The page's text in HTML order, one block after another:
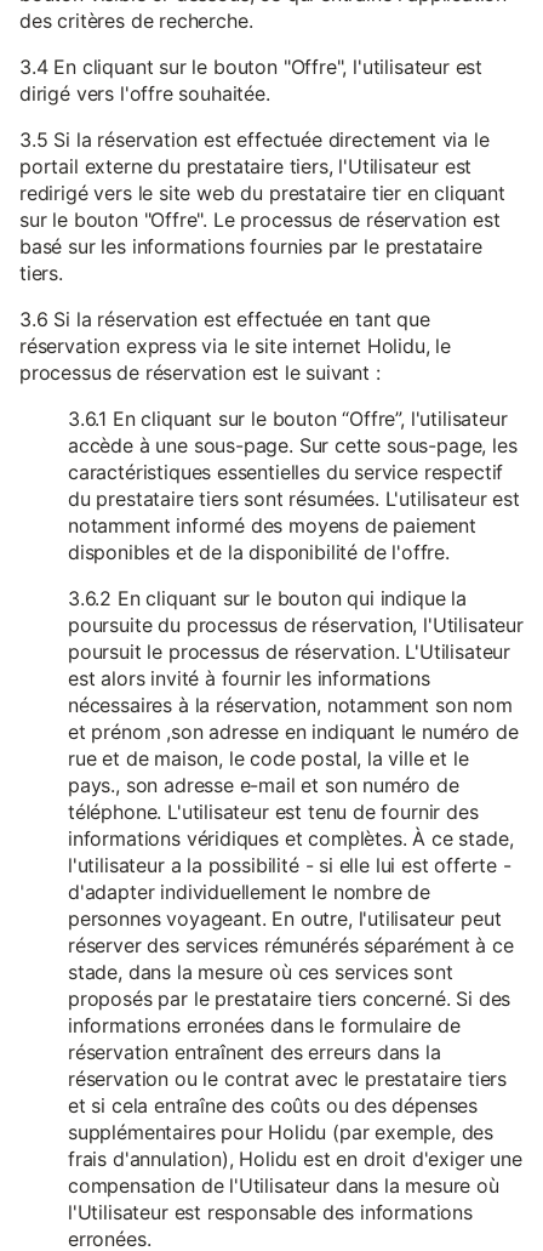
des critères de recherche.
3.4 En cliquant sur le bouton "Offre", l'utilisateur est
dirigé vers l'offre souhaitée.
3.5 Si la réservation est effectuée directement via le
portail externe du prestataire tiers, l'Utilisateur est
redirigé vers le site web du prestataire tier en cliquant
sur le bouton "Offre". Le processus de réservation est
basé sur les informations fournies par le prestataire
tiers.
3.6 Si la réservation est effectuée en tant que
réservation express via le site internet Holidu, le
processus de réservation est le suivant :
3.6.1 En cliquant sur le bouton “Offre”, l'utilisateur
accède à une sous-page. Sur cette sous-page, les
caractéristiques essentielles du service respectif
du prestataire tiers sont résumées. L'utilisateur est
notamment informé des moyens de paiement
disponibles et de la disponibilité de l'offre.
3.6.2 En cliquant sur le bouton qui indique la
poursuite du processus de réservation, l'Utilisateur
poursuit le processus de réservation. L'Utilisateur
est alors invité à fournir les informations
nécessaires à la réservation, notamment son nom
et prénom ,son adresse en indiquant le numéro de
rue et de maison, le code postal, la ville et le
pays., son adresse e-mail et son numéro de
téléphone. L'utilisateur est tenu de fournir des
informations véridiques et complètes. À ce stade,
l'utilisateur a la possibilité - si elle lui est offerte -
d'adapter individuellement le nombre de
personnes voyageant. En outre, l'utilisateur peut
réserver des services rémunérés séparément à ce
stade, dans la mesure où ces services sont
proposés par le prestataire tiers concerné. Si des
informations erronées dans le formulaire de
réservation entraînent des erreurs dans la
réservation ou le contrat avec le prestataire tiers
et si cela entraîne des coûts ou des dépenses
supplémentaires pour Holidu (par exemple, des
frais d'annulation), Holidu est en droit d'exiger une
compensation de l'Utilisateur dans la mesure où
l'Utilisateur est responsable des informations
erronées.